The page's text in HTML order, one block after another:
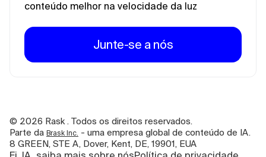
conteúdo melhor na velocidade da luz
Junte-se a nós
© 2026 Rask . Todos os direitos reservados.
Parte da Brask Inc.
- uma empresa global de conteúdo de IA.
8 GREEN, STE A, Dover, Kent, DE, 19901, EUA